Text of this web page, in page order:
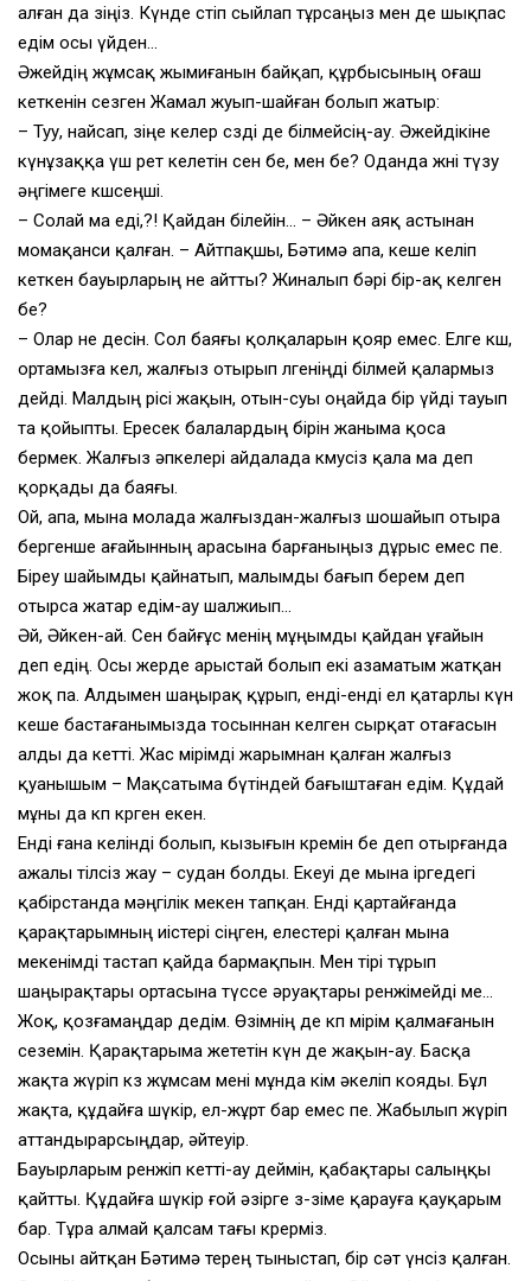
алған да өзіңіз. Күнде өстіп сыйлап тұрсаңыз мен де шықпас
едім осы үйден…
Әжейдің жұмсақ жымиғанын байқап, құрбысының оғаш
кеткенін сезген Жамал жуып-шайған болып жатыр:
– Туу, найсап, өзіңе келер сөзді де білмейсің-ау. Әжейдікіне
күнұзаққа үш рет келетін сен бе, мен бе? Оданда жөні түзу
әңгімеге көшсеңші.
– Солай ма еді,?! Қайдан білейін… – Әйкен аяқ астынан
момақанси қалған. – Айтпақшы, Бәтимә апа, кеше келіп
кеткен бауырларың не айтты? Жиналып бәрі бір-ақ келген
бе?
– Олар не десін. Сол баяғы қолқаларын қояр емес. Елге көш,
ортамызға кел, жалғыз отырып өлгеніңді білмей қалармыз
дейді. Малдың өрісі жақын, отын-суы оңайда бір үйді тауып
та қойыпты. Ересек балалардың бірін жаныма қоса
бермек. Жалғыз әпкелері айдалада көмусіз қала ма деп
қорқады да баяғы.
Ой, апа, мына молада жалғыздан-жалғыз шошайып отыра
бергенше ағайынның арасына барғаныңыз дұрыс емес пе.
Біреу шайымды қайнатып, малымды бағып берем деп
отырса жатар едім-ау шалжиып…
Әй, Әйкен-ай. Сен байғұс менің мұңымды қайдан ұғайын
деп едің. Осы жерде арыстай болып екі азаматым жатқан
жоқ па. Алдымен шаңырақ құрып, енді-енді ел қатарлы күн
кеше бастағанымызда тосыннан келген сырқат отағасын
алды да кетті. Жас өмірімді жарымнан қалған жалғыз
қуанышым – Мақсатыма бүтіндей бағыштаған едім. Құдай
мұны да көп көрген екен.
Енді ғана келінді болып, кызығын көремін бе деп отырғанда
ажалы тілсіз жау – судан болды. Екеуі де мына іргедегі
қабірстанда мәңгілік мекен тапқан. Енді қартайғанда
қарақтарымның иістері сіңген, елестері қалған мына
мекенімді тастап қайда бармақпын. Мен тірі тұрып
шаңырақтары ортасына түссе әруақтары ренжімейді ме…
Жоқ, қозғамаңдар дедім. Өзімнің де көп өмірім қалмағанын
сеземін. Қарақтарыма жететін күн де жақын-ау. Басқа
жақта жүріп көз жұмсам мені мұнда кім әкеліп кояды. Бұл
жақта, құдайға шүкір, ел-жұрт бар емес пе. Жабылып жүріп
аттандырарсыңдар, әйтеуір.
Бауырларым ренжіп кетті-ау деймін, қабақтары салыңқы
қайтты. Құдайға шүкір ғой әзірге өз-өзіме қарауға қауқарым
бар. Тұра алмай қалсам тағы көрерміз.
Осыны айтқан Бәтимә терең тыныстап, бір сәт үнсіз қалған.